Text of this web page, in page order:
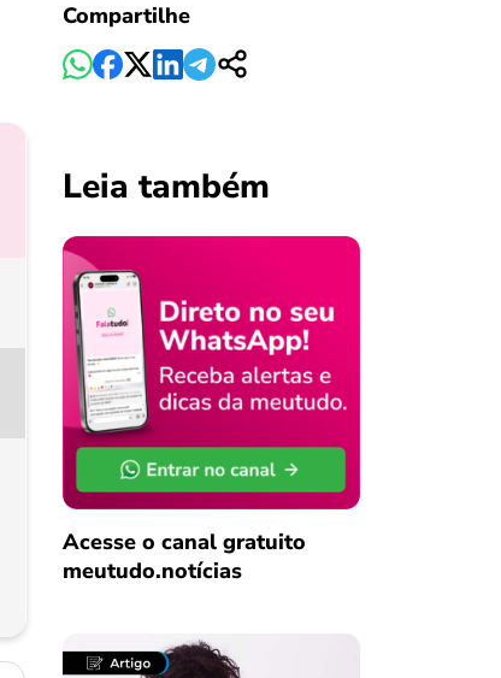
Compartilhe
Leia também
Acesse o canal gratuito
meutudo.notícias